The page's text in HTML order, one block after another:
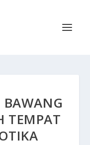
BAWANG
TEMPAT